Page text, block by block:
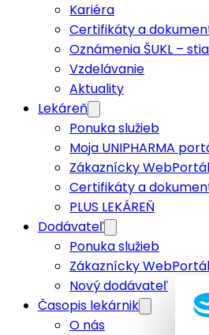
Kariéra
Certifikáty a
Oznámenia ŠUKL –
Vzdelávanie
Aktuality
Lekáreň
Ponuka služieb
Moja UNIPHARMA
Zákaznícky WebPortál
Certifikáty a
PLUS LEKÁREŇ
Dodávateľ
Ponuka služieb
Zákaznícky WebPortál
Nový dodávateľ
Časopis lekárnik
O nás